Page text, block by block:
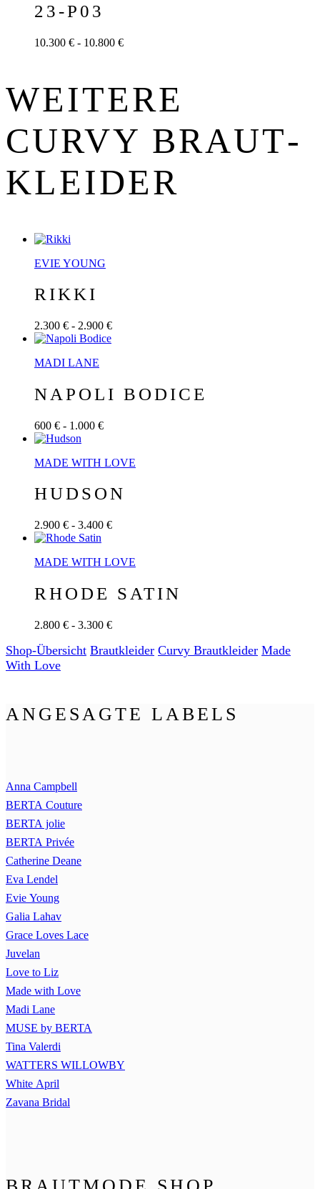
23-P03
10.300 € - 10.800 €
WEITERE
CURVY BRAUT­
KLEIDER
EVIE YOUNG
RIKKI
2.300 € - 2.900 €
MADI LANE
NAPOLI BODICE
600 € - 1.000 €
MADE WITH LOVE
HUDSON
2.900 € - 3.400 €
MADE WITH LOVE
RHODE SATIN
2.800 € - 3.300 €
Shop-Übersicht Braut­kleider Curvy Braut­kleider Made
With Love
ANGESAGTE LABELS
Anna Campbell
BERTA Couture
BERTA jolie
BERTA Privée
Catherine Deane
Eva Lendel
Evie Young
Galia Lahav
Grace Loves Lace
Juvelan
Love to Liz
Made with Love
Madi Lane
MUSE by BERTA
Tina Valerdi
WATTERS WILLOWBY
White April
Zavana Bridal